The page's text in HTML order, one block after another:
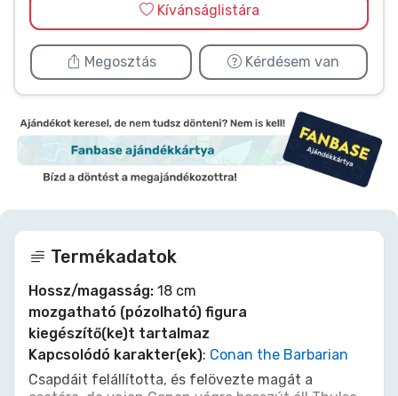
Kívánságlistára
Megosztás Kérdésem van
Termékadatok
Hossz/magasság: 18 cm
mozgatható (pózolható) figura
kiegészítő(ke)t tartalmaz
Kapcsolódó karakter(ek): Conan the Barbarian
Csapdáit felállította, és felövezte magát a